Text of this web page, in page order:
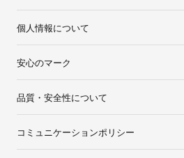
個人情報について
安心のマーク
品質・安全性について
コミュニケーションポリシー